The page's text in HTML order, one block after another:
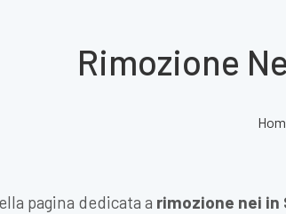
Rimozione
pagina dedicata a rimozione nei in